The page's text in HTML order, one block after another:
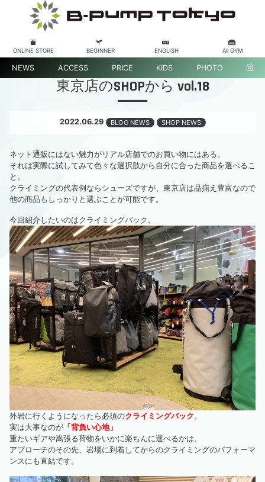
ONLINE STORE BEGINNER ENGLISH All GYM
NEWS ACCESS PRICE KIDS PHOTO
東京店のSHOPから vol.18
2022.06.29 BLOG NEWS SHOP NEWS
ネット通販にはない魅力がリアル店舗でのお買い物にはある。
それは実際に試してみて色々な選択肢から自分に合った商品を選べるこ
と。
クライミングの代表例ならシューズですが、東京店は品揃え豊富なので
他の商品もしっかりと選ぶことが可能です。
今回紹介したいのはクライミングバック。
外岩に行くようになったら必須のクライミングバック。
実は大事なのが 「背負い心地」
重たいギアや嵩張る荷物をいかに楽ちんに運べるかは、
アプローチのその先、岩場に到着してからのクライミングのパフォーマ
ンスにも直結です。